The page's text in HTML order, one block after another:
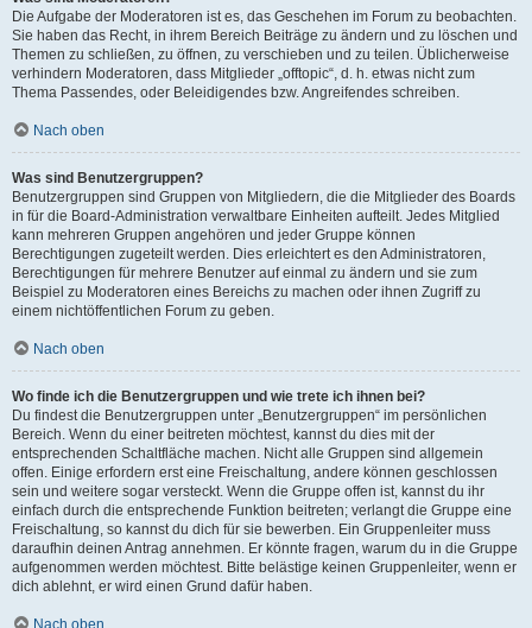
Die Aufgabe der Moderatoren ist es, das Geschehen im Forum zu beobachten.
Sie haben das Recht, in ihrem Bereich Beiträge zu ändern und zu löschen und
Themen zu schließen, zu öffnen, zu verschieben und zu teilen. Üblicherweise
verhindern Moderatoren, dass Mitglieder „offtopic“, d. h. etwas nicht zum
Thema Passendes, oder Beleidigendes bzw. Angreifendes schreiben.
Nach oben
Was sind Benutzergruppen?
Benutzergruppen sind Gruppen von Mitgliedern, die die Mitglieder des Boards
in für die Board-Administration verwaltbare Einheiten aufteilt. Jedes Mitglied
kann mehreren Gruppen angehören und jeder Gruppe können
Berechtigungen zugeteilt werden. Dies erleichtert es den Administratoren,
Berechtigungen für mehrere Benutzer auf einmal zu ändern und sie zum
Beispiel zu Moderatoren eines Bereichs zu machen oder ihnen Zugriff zu
einem nichtöffentlichen Forum zu geben.
Nach oben
Wo finde ich die Benutzergruppen und wie trete ich ihnen bei?
Du findest die Benutzergruppen unter „Benutzergruppen“ im persönlichen
Bereich. Wenn du einer beitreten möchtest, kannst du dies mit der
entsprechenden Schaltfläche machen. Nicht alle Gruppen sind allgemein
offen. Einige erfordern erst eine Freischaltung, andere können geschlossen
sein und weitere sogar versteckt. Wenn die Gruppe offen ist, kannst du ihr
einfach durch die entsprechende Funktion beitreten; verlangt die Gruppe eine
Freischaltung, so kannst du dich für sie bewerben. Ein Gruppenleiter muss
daraufhin deinen Antrag annehmen. Er könnte fragen, warum du in die Gruppe
aufgenommen werden möchtest. Bitte belästige keinen Gruppenleiter, wenn er
dich ablehnt, er wird einen Grund dafür haben.
Nach oben